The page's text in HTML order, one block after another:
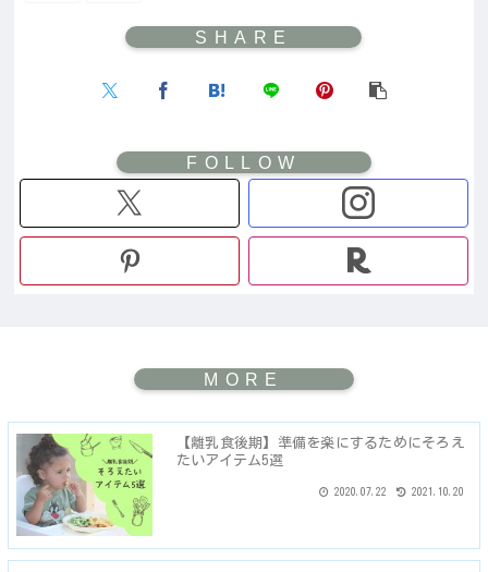
【離乳食後期】準備を楽にするためにそろえ
たいアイテム5選
2020.07.22 2021.10.20